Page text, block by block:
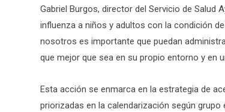
Gabriel Burgos, director del Servicio de Salud
influenza a niños y adultos con la condición
nosotros es importante que puedan
que mejor que sea en su propio entorno y en
Esta acción se enmarca en la estrategia de
priorizadas en la calendarización según grupo